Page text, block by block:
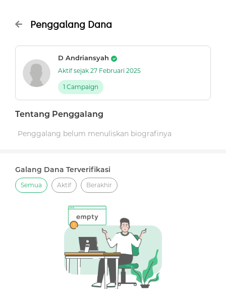
Penggalang Dana
D Andriansyah
Aktif sejak 27 Februari 2025
1 Campaign
Tentang Penggalang
Penggalang belum menuliskan biografinya
Galang Dana Terverifikasi
Semua Aktif Berakhir